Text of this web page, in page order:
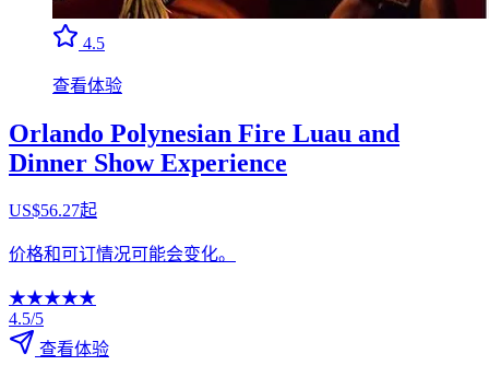
4.5
查看体验
Orlando Polynesian Fire Luau and
Dinner Show Experience
US$56.27起
价格和可订情况可能会变化。
★★★★★
4.5/5
查看体验